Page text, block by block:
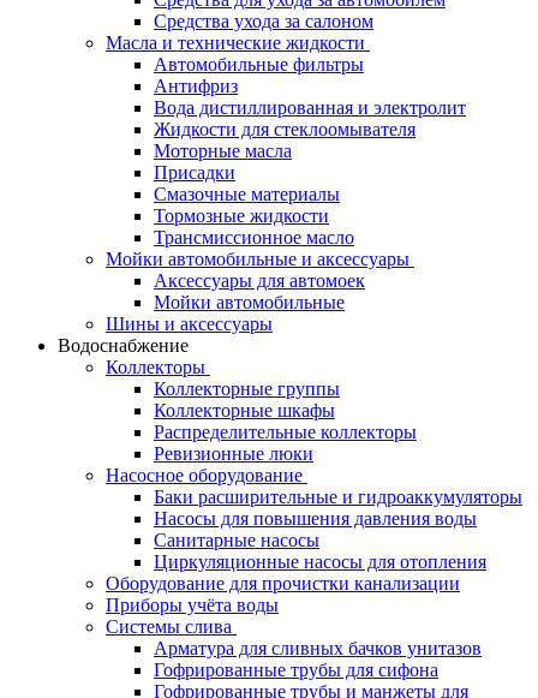
Средства ухода за салоном
Масла и технические жидкости
Автомобильные фильтры
Антифриз
Вода дистиллированная и электролит
Жидкости для стеклоомывателя
Моторные масла
Присадки
Смазочные материалы
Тормозные жидкости
Трансмиссионное масло
Мойки автомобильные и аксессуары
Аксессуары для автомоек
Мойки автомобильные
Шины и аксессуары
Водоснабжение
Коллекторы
Коллекторные группы
Коллекторные шкафы
Распределительные коллекторы
Ревизионные люки
Насосное оборудование
Баки расширительные и гидроаккумуляторы
Насосы для повышения давления воды
Санитарные насосы
Циркуляционные насосы для отопления
Оборудование для прочистки канализации
Приборы учёта воды
Системы слива
Арматура для сливных бачков унитазов
Гофрированные трубы для сифона
Гофрированные трубы и манжеты для